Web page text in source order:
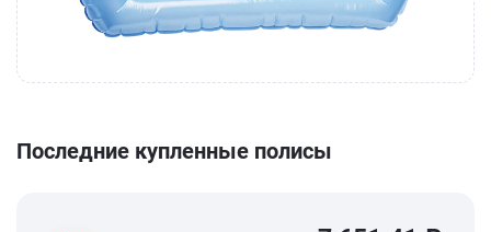
Последние купленные полисы